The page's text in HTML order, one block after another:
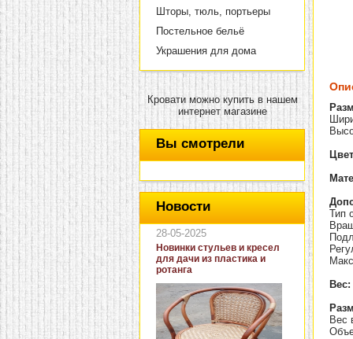
Шторы, тюль, портьеры
Постельное бельё
Украшения для дома
Кровати можно купить в нашем
интернет магазине
Вы смотрели
Новости
28-05-2025
Новинки стульев и кресел
для дачи из пластика и
ротанга
Тип
Вес:
Вес